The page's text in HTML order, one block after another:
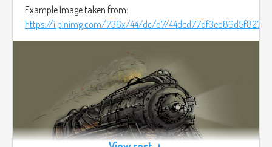
Example Image taken from:
https://i.pinimg.com/736x/44/dc/d7/